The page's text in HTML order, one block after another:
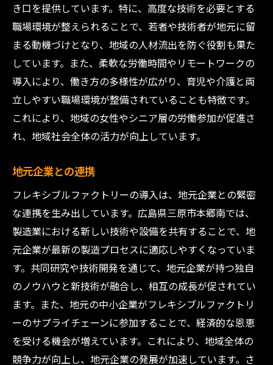
き口を提供しています。特に、高度な技術を必要とする
職場環境が整えられることで、若者や技術者が地元に留
まる動機づけとなり、地域の人材流出を防ぐ役割も果た
しています。また、柔軟な労働時間やリモートワークの
導入により、働き方の多様性が広がり、育児や介護と両
立しやすい職場環境が整備されていることも特徴です。
これにより、地域の女性やシニア層の労働参加が促進さ
れ、地域社会全体の活力が向上しています。
地元企業との連携
フレキシブルファクトリーの導入は、地元企業との緊密
な連携を生み出しています。広島県三原市本郷南では、
製造業における新しい技術や設備を共有することで、地
元企業が最新の製造プロセスに適応しやすくなっていま
す。共同研究や技術開発を通じて、地元企業が持つ独自
のノウハウと新技術が融合し、相互の成長が促されてい
ます。また、地元の中小企業がフレキシブルファクトリ
ーのサプライチェーンに参加することで、経済的な恩恵
を受ける機会が増えています。これにより、地域全体の
競争力が向上し、地元企業の発展が加速しています。さ